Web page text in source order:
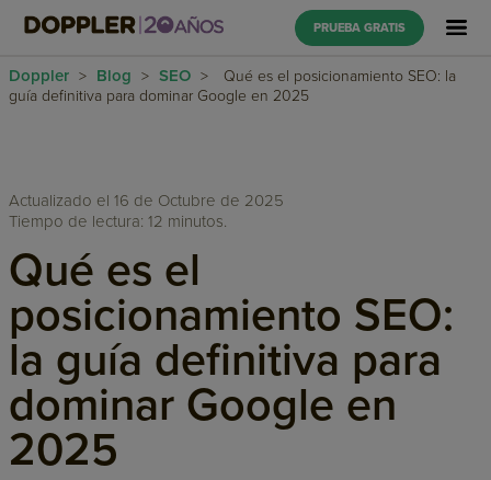
PRUEBA GRATIS
Doppler > Blog > SEO >
Qué es el posicionamiento SEO: la
guía definitiva para dominar Google en 2025
Actualizado el 16 de Octubre de 2025
Tiempo de lectura: 12 minutos.
Qué es el
posicionamiento SEO:
la guía definitiva para
dominar Google en
2025